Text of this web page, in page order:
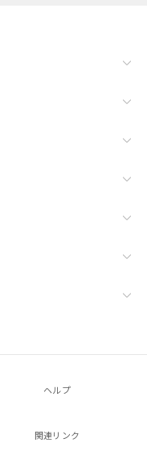
ヘルプ
関連リンク